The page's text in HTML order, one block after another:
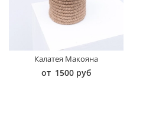
Калатея Макояна
от 1500 руб